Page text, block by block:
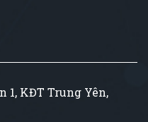
1, KĐT Trung Yên,